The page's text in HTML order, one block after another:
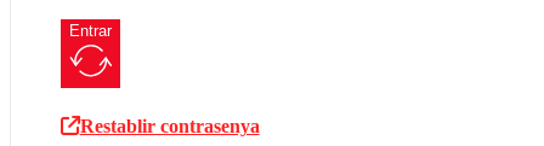
Entrar
Restablir contrasenya